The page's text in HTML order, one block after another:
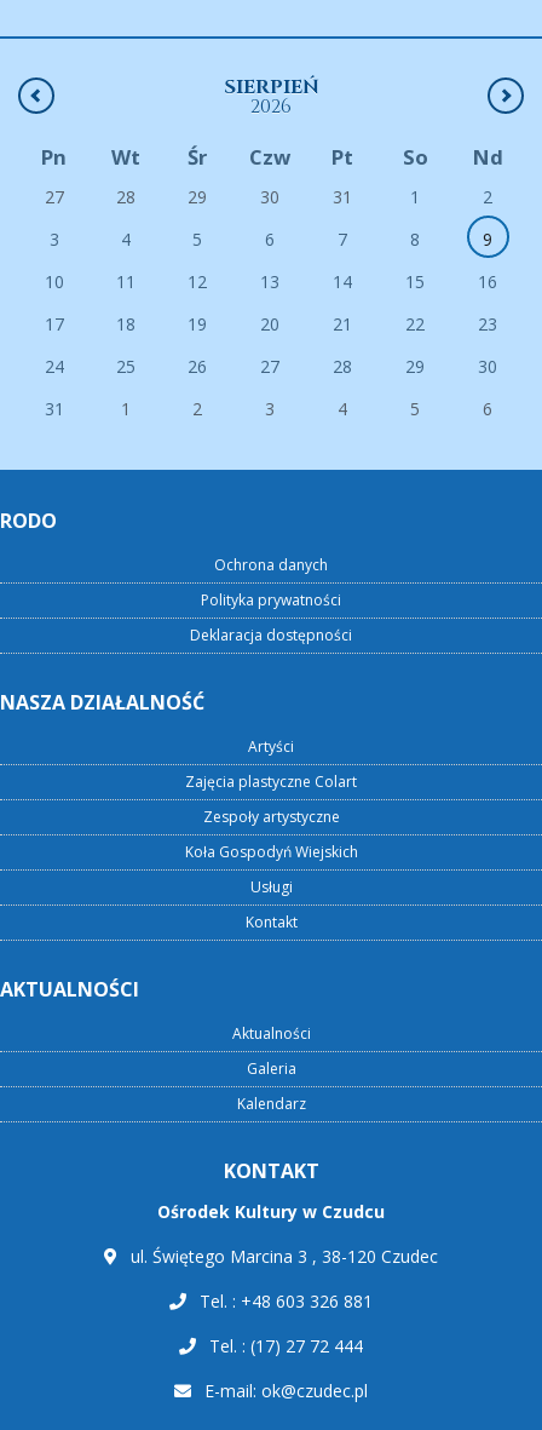
SIERPIEŃ
2026
Pn Wt Śr Czw Pt So Nd
27 28 29 30 31 1
2
3
4 5 6 7 8
9
10
11 12 13 14 15
16
17
18 19 20 21 22
23
24
25 26 27 28 29
30
31
1 2 3 4 5 6
RODO
Ochrona danych
Polityka prywatności
Deklaracja dostępności
NASZA DZIAŁALNOŚĆ
Artyści
Zajęcia plastyczne Colart
Zespoły artystyczne
Koła Gospodyń Wiejskich
Usługi
Kontakt
AKTUALNOŚCI
Aktualności
Galeria
Kalendarz
KONTAKT
Ośrodek Kultury w Czudcu
ul. Świętego Marcina 3 , 38-120 Czudec
Tel. : +48 603 326 881
Tel. : (17) 27 72 444
E-mail: ok@czudec.pl